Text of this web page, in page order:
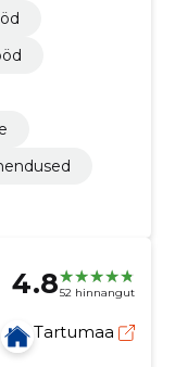
4.852 hinnangut
Tartumaa